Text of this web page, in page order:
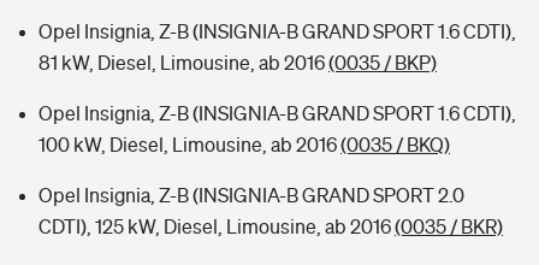
Opel Insignia, Z-B (INSIGNIA-B GRAND SPORT 1.6 CDTI),
81 kW, Diesel, Limousine, ab 2016(0035 / BKP)
Opel Insignia, Z-B (INSIGNIA-B GRAND SPORT 1.6 CDTI),
100 kW, Diesel, Limousine, ab 2016(0035 / BKQ)
Opel Insignia, Z-B (INSIGNIA-B GRAND SPORT 2.0
CDTI), 125 kW, Diesel, Limousine, ab 2016(0035 / BKR)